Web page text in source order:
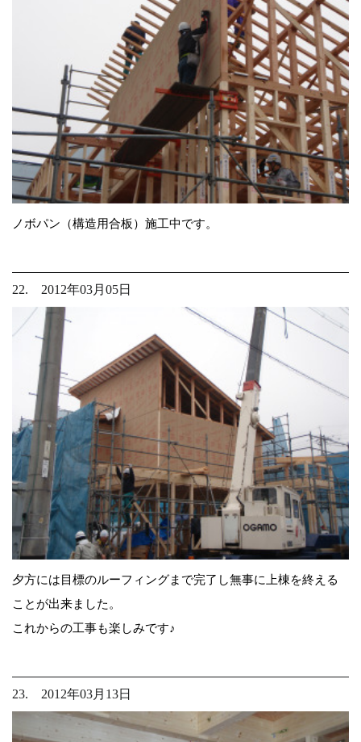
ノボパン（構造用合板）施工中です。
22. 2012年03月05日
夕方には目標のルーフィングまで完了し無事に上棟を終える
ことが出来ました。
これからの工事も楽しみです♪
23. 2012年03月13日